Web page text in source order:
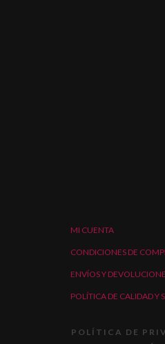
MI CUENTA
CONDICIONES DE
ENVÍOS Y
POLÍTICA DE CALIDAD Y
POLÍTICA DE